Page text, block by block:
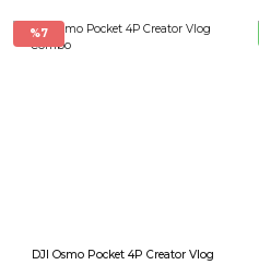
%7
DJI Osmo Pocket 4P Creator Vlog